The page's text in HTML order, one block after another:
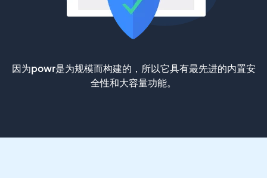
因为powr是为规模而构建的，所以它具有最先进的内置安
全性和大容量功能。